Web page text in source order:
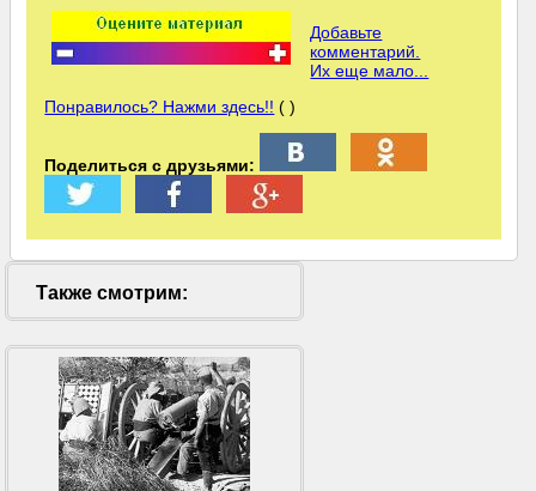
Добавьте
комментарий.
Их еще мало...
Понравилось? Нажми здесь!! ( )
Поделиться с друзьями:
Также смотрим: